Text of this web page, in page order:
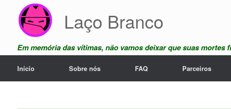
content
Laço Branco
Em memória das vítimas, não vamos deixar que suas mortes
Início Sobre nós FAQ Parceiros